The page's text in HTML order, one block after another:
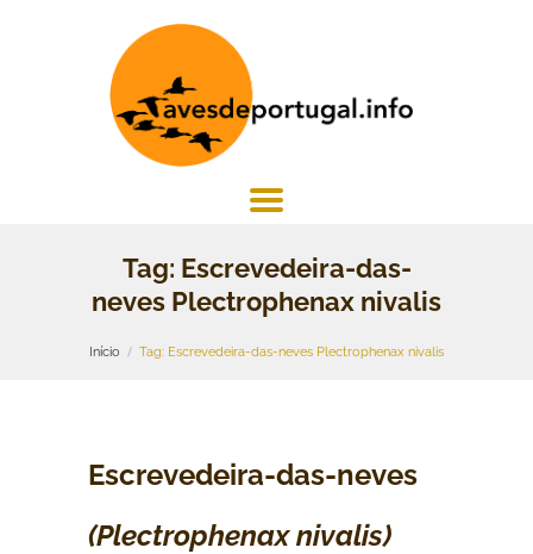
Tag: Escrevedeira-das-
neves Plectrophenax nivalis
Início Tag: Escrevedeira-das-neves Plectrophenax nivalis
Escrevedeira-das-neves
(Plectrophenax nivalis)